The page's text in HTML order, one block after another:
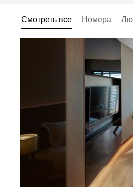
Смотреть все Номера